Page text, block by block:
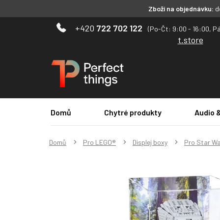
Zboží na objednávku:
722 702 122
t.store
Domů
Chytré produkty Audio
Domů Pro LEGO® Displej boxy Pro Star